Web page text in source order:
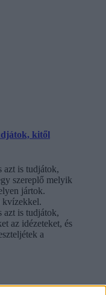
kitől
azt is tudjátok,
szereplő melyik
jártok.
kvízekkel.
azt is tudjátok,
az idézeteket, és
a